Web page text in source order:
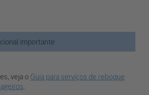
importante
veja oGuia para serviços de reboque
.